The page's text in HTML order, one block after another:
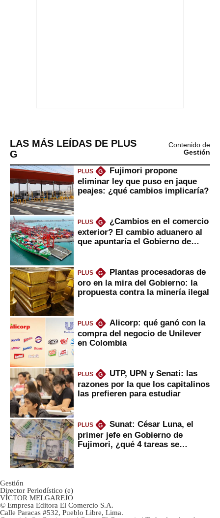
LAS MÁS LEÍDAS DE PLUS
G
Contenido de
Gestión
PLUS G
Fujimori propone
eliminar ley que puso en jaque
peajes: ¿qué cambios implicaría?
PLUS G
¿Cambios en el comercio
exterior? El cambio aduanero al
que apuntaría el Gobierno de
PLUS G
Plantas procesadoras de
oro en la mira del Gobierno: la
propuesta contra la minería ilegal
PLUS G
Alicorp: qué ganó con la
compra del negocio de Unilever
en Colombia
PLUS G
UTP, UPN y Senati: las
razones por la que los capitalinos
las prefieren para estudiar
PLUS G
Sunat: César Luna, el
primer jefe en Gobierno de
Fujimori, ¿qué 4 tareas se
Gestión
Director Periodístico (e)
VÍCTOR MELGAREJO
© Empresa Editora El Comercio S.A.
Calle Paracas #532, Pueblo Libre, Lima.